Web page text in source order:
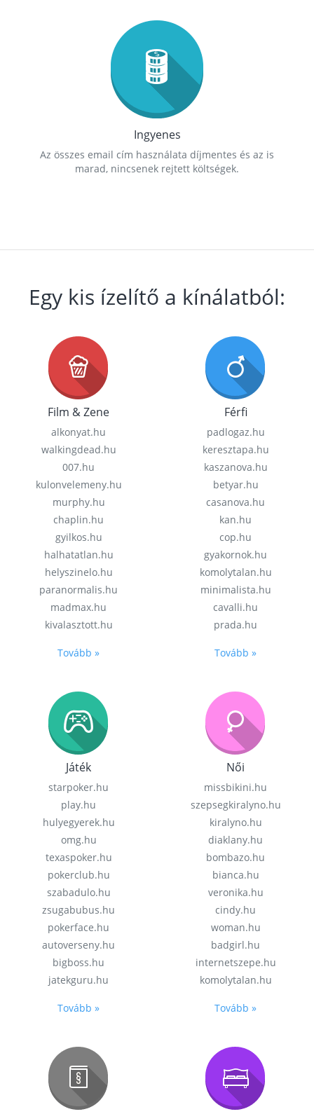
Ingyenes
Az összes email cím használata díjmentes és az is
marad, nincsenek rejtett költségek.
Egy kis ízelítő a kínálatból:
Film & Zene
alkonyat.hu
walkingdead.hu
007.hu
kulonvelemeny.hu
murphy.hu
chaplin.hu
gyilkos.hu
halhatatlan.hu
helyszinelo.hu
paranormalis.hu
madmax.hu
kivalasztott.hu
Tovább »
Férfi
padlogaz.hu
keresztapa.hu
kaszanova.hu
betyar.hu
casanova.hu
kan.hu
cop.hu
gyakornok.hu
komolytalan.hu
minimalista.hu
cavalli.hu
prada.hu
Tovább »
Játék
starpoker.hu
play.hu
hulyegyerek.hu
omg.hu
texaspoker.hu
pokerclub.hu
szabadulo.hu
zsugabubus.hu
pokerface.hu
autoverseny.hu
bigboss.hu
jatekguru.hu
Tovább »
Női
missbikini.hu
szepsegkiralyno.hu
kiralyno.hu
diaklany.hu
bombazo.hu
bianca.hu
veronika.hu
cindy.hu
woman.hu
badgirl.hu
internetszepe.hu
komolytalan.hu
Tovább »